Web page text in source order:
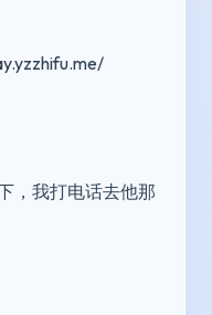
，我打电话去他那